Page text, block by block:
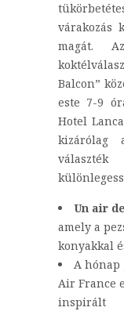
várakozás
magát.
Balcon”
este 7-9
Hotel
kizárólag
Un air
amely a
konyakkal
A hónap
Air France
inspirált